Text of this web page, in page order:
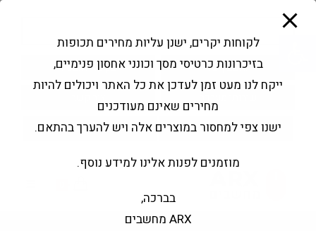
פתח סרגל נגישות
Products
search
החשבון שלי בקשה להצעה
לקוחות יקרים, ישנן עליות מחירים תכופות
בזיכרונות כרטיסי מסך וכונני אחסון פנימיים,
ייקח לנו מעט זמן לעדכן את כל האתר ויכולים להיות
מחירים שאינם מעודכנים
ישנו צפי למחסור במוצרים אלה ויש להערך בהתאם.
מוזמנים לפנות אלינו למידע נוסף.
בברכה,
ARX מחשבים